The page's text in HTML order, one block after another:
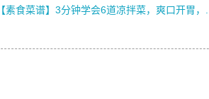
【素食菜谱】3分钟学会6道凉拌菜，爽口开胃，...